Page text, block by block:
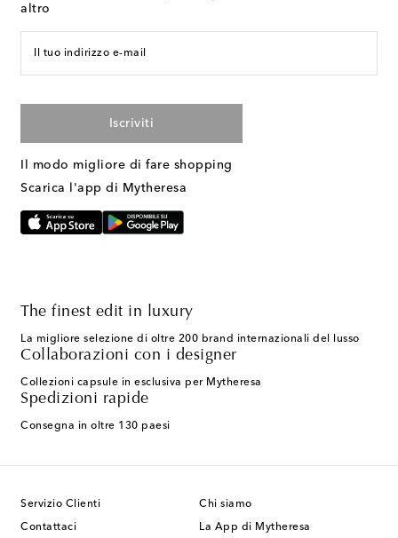
altro
Il tuo indirizzo e-mail
Iscriviti
Il modo migliore di fare shopping
Scarica l'app di Mytheresa
The finest edit in luxury
La migliore selezione di oltre 200 brand internazionali del lusso
Collaborazioni con i designer
Collezioni capsule in esclusiva per Mytheresa
Spedizioni rapide
Consegna in oltre 130 paesi
Servizio Clienti
Contattaci
Chi siamo
La App di Mytheresa